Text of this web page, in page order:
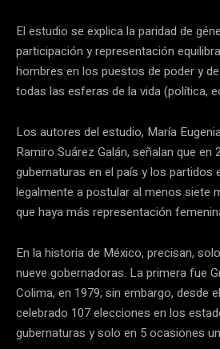
El estudio se explica la paridad de
participación y representación
hombres en los puestos de poder y
todas las esferas de la vida (política,
Los autores del estudio, María
Ramiro Suárez Galán, señalan que en
gubernaturas en el país y los partidos
legalmente a postular al menos siete
que haya más representación
En la historia de México, precisan,
nueve gobernadoras. La primera fue
Colima, en 1979; sin embargo, desde
celebrado 107 elecciones en los
gubernaturas y solo en 5 ocasiones